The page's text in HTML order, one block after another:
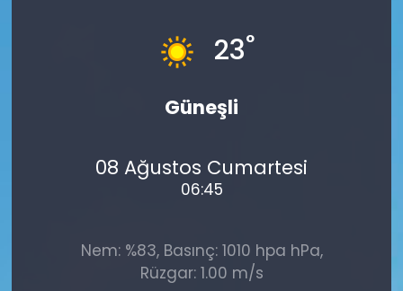
23°
Güneşli
08 Ağustos Cumartesi
06:45
Nem: %83, Basınç: 1010 hpa hPa,
Rüzgar: 1.00 m/s